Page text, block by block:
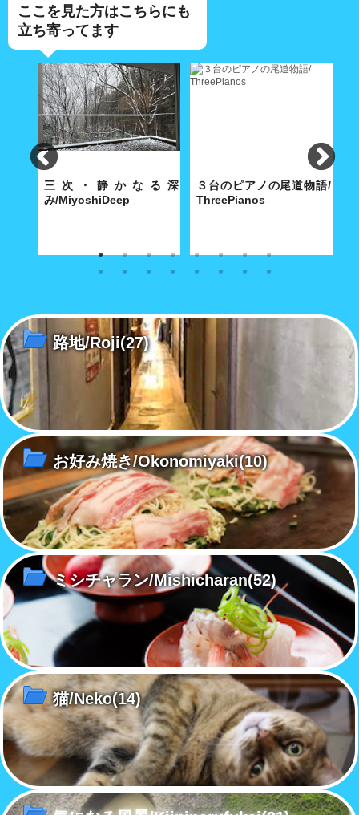
ここを見た方はこちらにも
立ち寄ってます
三次・静かなる深
み/MiyoshiDeep
雪化粧の三次のまちには深みの
３台のピアノの尾道物語/
ThreePianos
歴史都市・尾道にふさわしい3
路地/Roji(27)
お好み焼き/Okonomiyaki(10)
ミシチャラン/Mishicharan(52)
猫/Neko(14)